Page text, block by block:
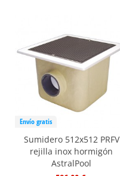
Envío gratis
Sumidero 512x512 PRFV
rejilla inox hormigón
AstralPool